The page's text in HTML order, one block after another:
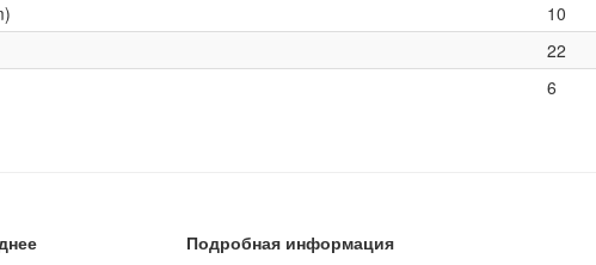
10
22
6
Подробная информация